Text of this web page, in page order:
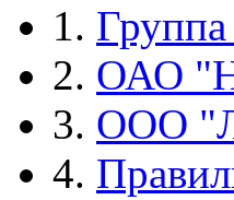
1.
2. ОАО
3. ООО
4.